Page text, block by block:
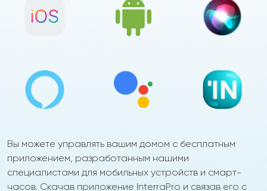
Вы можете управлять вашим домом с бесплатным
приложением, разработанным нашими
специалистами для мобильных устройств и смарт-
часов. Скачав приложение InterraPro и связав его с